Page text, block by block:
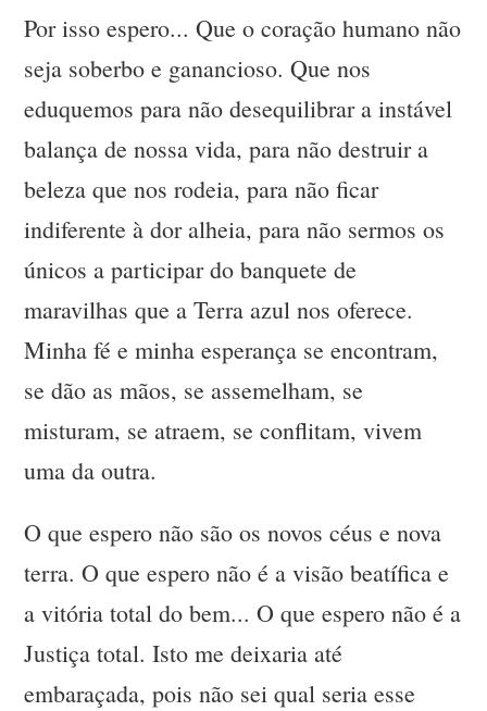
Por isso espero... Que o coração humano não
seja soberbo e ganancioso. Que nos
eduquemos para não desequilibrar a instável
balança de nossa vida, para não destruir a
beleza que nos rodeia, para não ficar
indiferente à dor alheia, para não sermos os
únicos a participar do banquete de
maravilhas que a Terra azul nos oferece.
Minha fé e minha esperança se encontram,
se dão as mãos, se assemelham, se
misturam, se atraem, se conflitam, vivem
uma da outra.
O que espero não são os novos céus e nova
terra. O que espero não é a visão beatífica e
a vitória total do bem... O que espero não é a
Justiça total. Isto me deixaria até
embaraçada, pois não sei qual seria esse